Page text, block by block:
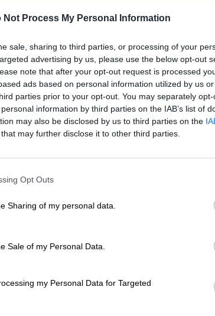
Not Process My Personal Information
sale, sharing to third parties, or processing of your
advertising by us, please use the below opt-out
note that after your opt-out request is processed
ads based on personal information utilized by us
parties prior to your opt-out. You may separately
information by third parties on the IAB’s list of
may also be disclosed by us to third parties on the
that may further disclose it to other third parties.
Opt Outs
Sharing of my personal data.
Sale of my Personal Data.
my Personal Data for Targeted